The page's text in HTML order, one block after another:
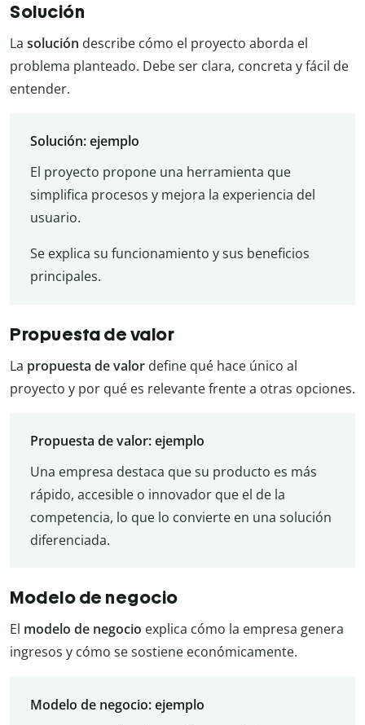
Solución
La solución describe cómo el proyecto aborda el
problema planteado. Debe ser clara, concreta y fácil de
entender.
Solución: ejemplo
El proyecto propone una herramienta que
simplifica procesos y mejora la experiencia del
usuario.
Se explica su funcionamiento y sus beneficios
principales.
Propuesta de valor
La propuesta de valor define qué hace único al
proyecto y por qué es relevante frente a otras opciones.
Propuesta de valor: ejemplo
Una empresa destaca que su producto es más
rápido, accesible o innovador que el de la
competencia, lo que lo convierte en una solución
diferenciada.
Modelo de negocio
El modelo de negocio explica cómo la empresa genera
ingresos y cómo se sostiene económicamente.
Modelo de negocio: ejemplo